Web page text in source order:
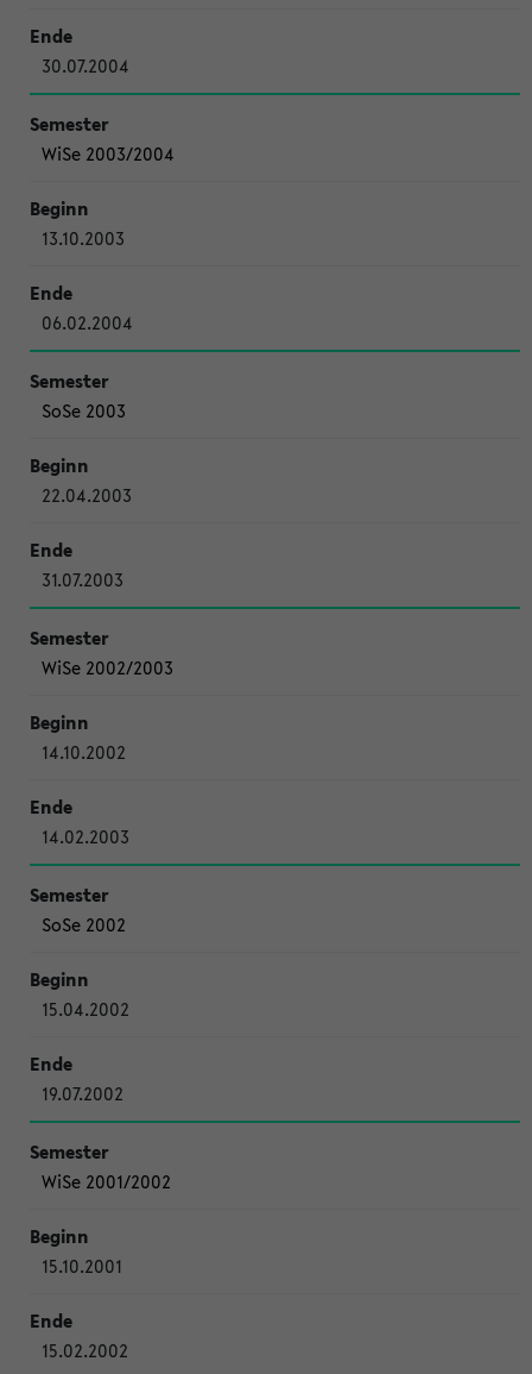
30.07.2004
WiSe 2003/2004
13.10.2003
06.02.2004
SoSe 2003
22.04.2003
31.07.2003
WiSe 2002/2003
14.10.2002
14.02.2003
SoSe 2002
15.04.2002
19.07.2002
WiSe 2001/2002
15.10.2001
15.02.2002